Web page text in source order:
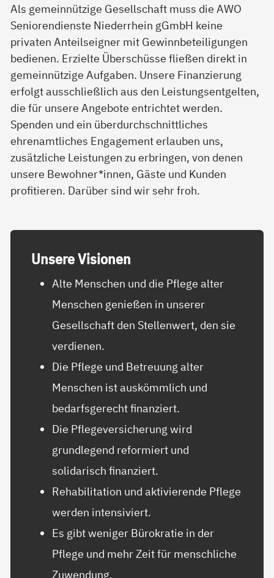
Als gemeinnützige Gesellschaft muss die AWO
Seniorendienste Niederrhein gGmbH keine
privaten Anteilseigner mit Gewinnbeteiligungen
bedienen. Erzielte Überschüsse fließen direkt in
gemeinnützige Aufgaben. Unsere Finanzierung
erfolgt ausschließlich aus den Leistungsentgelten,
die für unsere Angebote entrichtet werden.
Spenden und ein überdurchschnittliches
ehrenamtliches Engagement erlauben uns,
zusätzliche Leistungen zu erbringen, von denen
unsere Bewohner*innen, Gäste und Kunden
profitieren. Darüber sind wir sehr froh.
Un­se­re Vi­sio­nen
Alte Menschen und die Pflege alter
Menschen genießen in unserer
Gesellschaft den Stellenwert, den sie
verdienen.
Die Pflege und Betreuung alter
Menschen ist auskömmlich und
bedarfsgerecht finanziert.
Die Pflegeversicherung wird
grundlegend reformiert und
solidarisch finanziert.
Rehabilitation und aktivierende Pflege
werden intensiviert.
Es gibt weniger Bürokratie in der
Pflege und mehr Zeit für menschliche
Zuwendung.